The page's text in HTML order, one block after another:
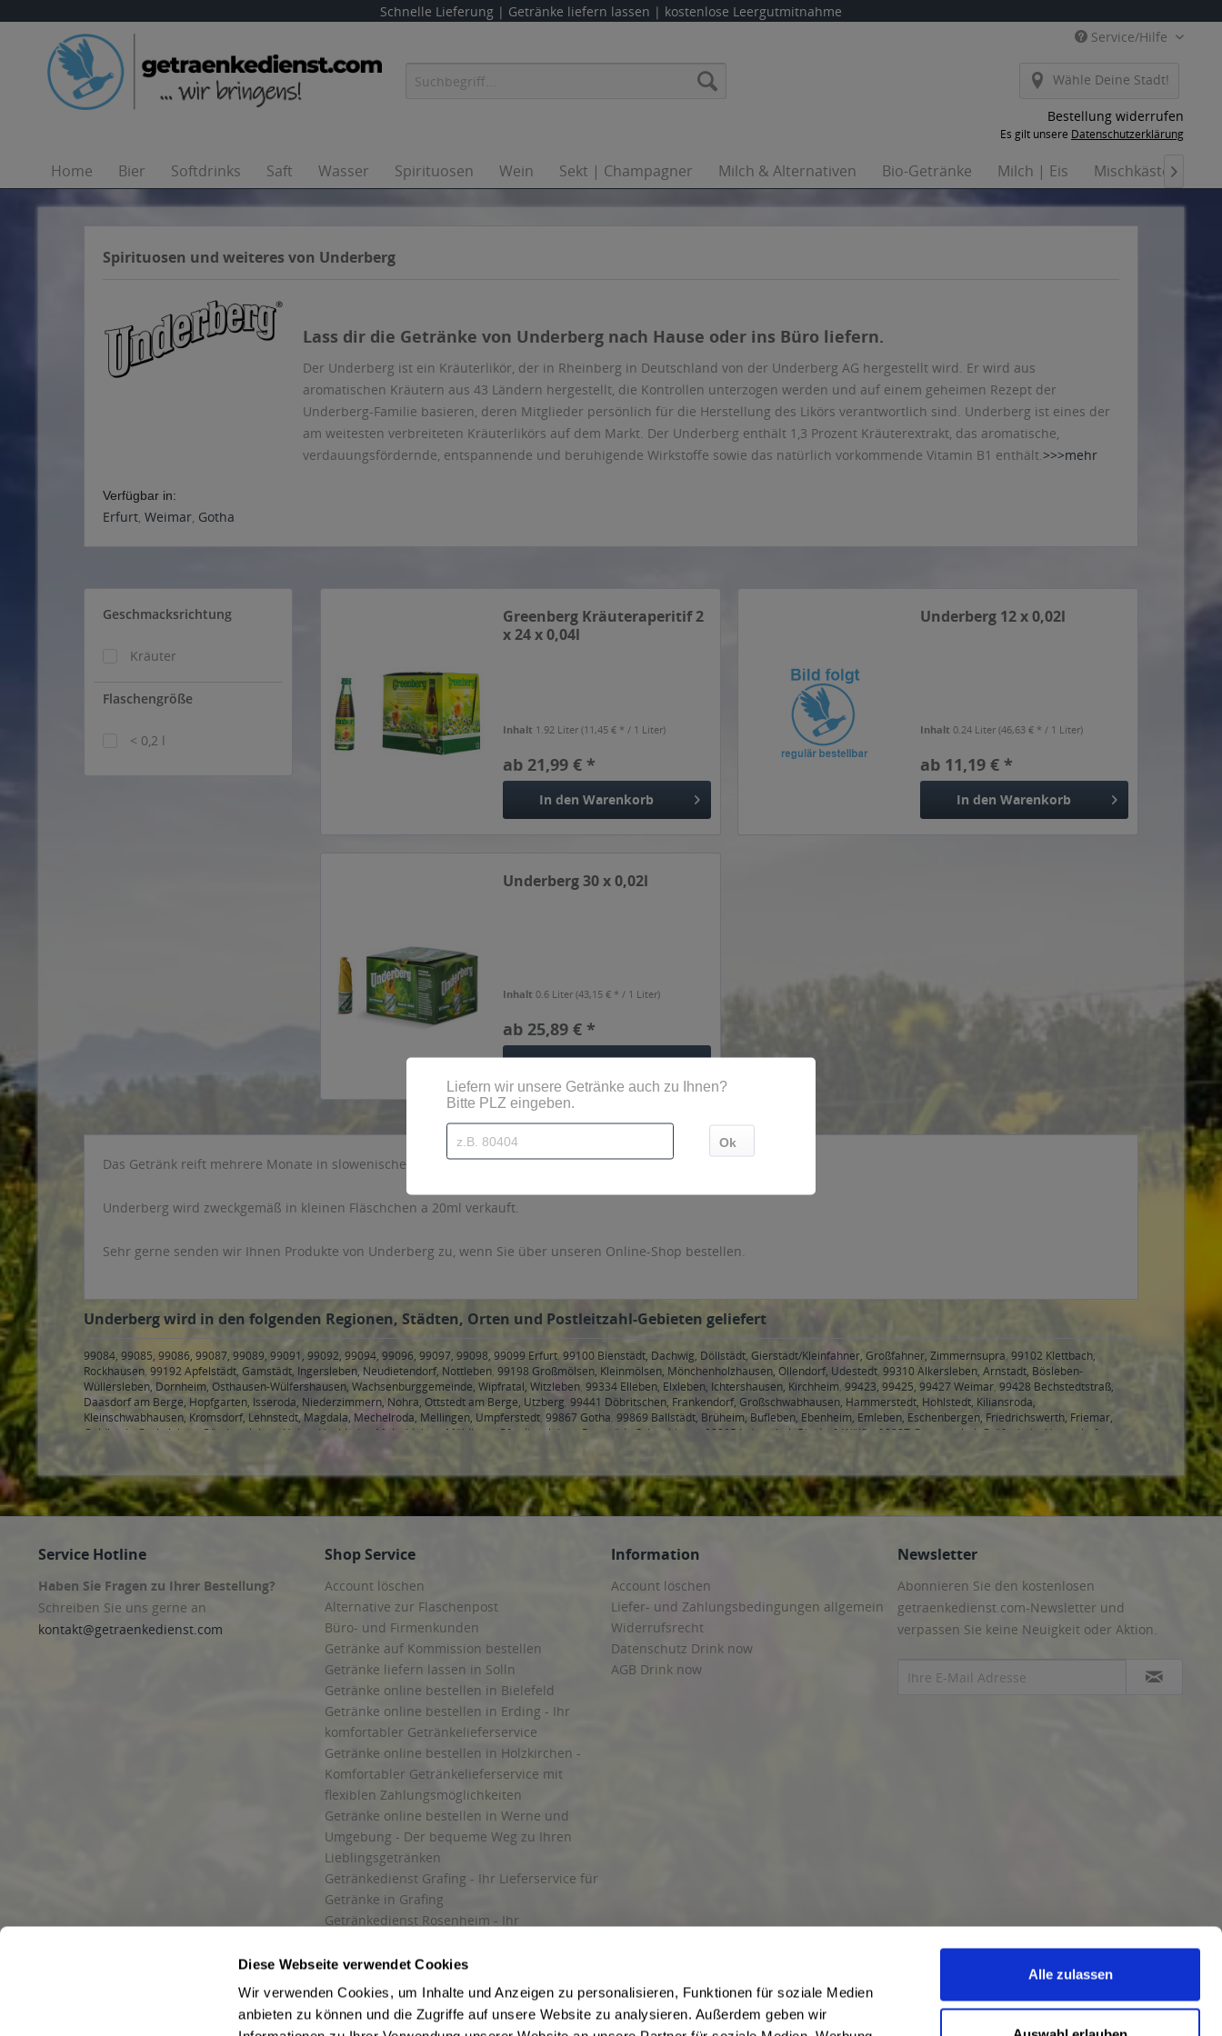
Diese Webseite verwendet Cookies
Wir verwenden Cookies, um Inhalte und Anzeigen zu personalisieren, Funktionen für soziale Medien
anbieten zu können und die Zugriffe auf unsere Website zu analysieren. Außerdem geben wir
Alle zulassen
Schnelle Lieferung | Getränke liefern lassen | kostenlose Leergutmitnahme
Service/Hilfe
Wähle Deine Stadt!
Bestellung widerrufen
Es gilt unsere Datenschutzerklärung
Home Bier Softdrinks Saft Wasser Spirituosen Wein Sekt | Champagner Milch & Alternativen Bio-Getränke Milch | Eis Mischkästen

Spirituosen und weiteres von Underberg
Lass dir die Getränke von Underberg nach Hause oder ins Büro liefern.
Der Underberg ist ein Kräuterlikör, der in Rheinberg in Deutschland von der Underberg AG hergestellt wird. Er wird aus
aromatischen Kräutern aus 43 Ländern hergestellt, die Kontrollen unterzogen werden und auf einem geheimen Rezept der
Underberg-Familie basieren, deren Mitglieder persönlich für die Herstellung des Likörs verantwortlich sind. Underberg ist eines der
am weitesten verbreiteten Kräuterlikörs auf dem Markt. Der Underberg enthält 1,3 Prozent Kräuterextrakt, das aromatische,
verdauungsfördernde, entspannende und beruhigende Wirkstoffe sowie das natürlich vorkommende Vitamin B1 enthält.>>>mehr
Verfügbar in:
Erfurt, Weimar, Gotha
Geschmacksrichtung
Kräuter
Flaschengröße
< 0,2 l
Greenberg Kräuteraperitif 2
x 24 x 0,04l
Inhalt 1.92 Liter(11,45 € * / 1 Liter)
ab 21,99 € *
In den Warenkorb
Underberg 12 x 0,02l
Inhalt0.24 Liter(46,63 € * / 1 Liter)
ab 11,19 € *
In den Warenkorb
Underberg 30 x 0,02l
Inhalt0.6 Liter(43,15 € * / 1 Liter)
ab 25,89 € *
In den Warenkorb
Das Getränk reift mehrere Monate in slowenischen Eichenfässern, um den Geschmack zu verstärken.
Underberg wird zweckgemäß in kleinen Fläschchen a 20ml verkauft.
Sehr gerne senden wir Ihnen Produkte von Underberg zu, wenn Sie über unseren Online-Shop bestellen.
Underberg wird in den folgenden Regionen, Städten, Orten und Postleitzahl-Gebieten geliefert
99084, 99085, 99086, 99087, 99089, 99091, 99092, 99094, 99096, 99097, 99098, 99099 Erfurt, 99100 Bienstädt, Dachwig, Döllstädt, Gierstädt/Kleinfahner, Großfahner, Zimmernsupra, 99102 Klettbach,
Rockhausen, 99192 Apfelstädt, Gamstädt, Ingersleben, Neudietendorf, Nottleben, 99198 Großmölsen, Kleinmölsen, Mönchenholzhausen, Ollendorf, Udestedt, 99310 Alkersleben, Arnstadt, Bösleben-
Wüllersleben, Dornheim, Osthausen-Wülfershausen, Wachsenburggemeinde, Wipfratal, Witzleben, 99334 Elleben, Elxleben, Ichtershausen, Kirchheim, 99423, 99425, 99427 Weimar, 99428 Bechstedtstraß,
Daasdorf am Berge, Hopfgarten, Isseroda, Niederzimmern, Nohra, Ottstedt am Berge, Utzberg, 99441 Döbritschen, Frankendorf, Großschwabhausen, Hammerstedt, Hohlstedt, Kiliansroda,
Kleinschwabhausen, Kromsdorf, Lehnstedt, Magdala, Mechelroda, Mellingen, Umpferstedt, 99867 Gotha, 99869 Ballstädt, Brüheim, Bufleben, Ebenheim, Emleben, Eschenbergen, Friedrichswerth, Friemar,
Goldbach, Grabsleben, Günthersleben, Haina, Hochheim, Molschleben, Mühlberg, Pferdingsleben, Remstädt, Schwabhaus
99885 Luisenthal, Ohrdruf, Wölfis
99887 Georgenthal, Gräfenhain, Herrenhof,
, 99947 Bad Langensalza, Behringen, Bothenheilingen, Issersheilingen, Kirchheilingen, Kleinwelsbach, Mülverstedt, Neunheilingen, Schönstedt, Sundhausen, Tottleben, Weberstedt
Service Hotline
Haben Sie Fragen zu Ihrer Bestellung?
Schreiben Sie uns gerne an
kontakt@getraenkedienst.com
Shop Service
Account löschen
Alternative zur Flaschenpost
Büro- und Firmenkunden
Getränke auf Kommission bestellen
Getränke liefern lassen in Solln
Getränke online bestellen in Bielefeld
Getränke online bestellen in Erding - Ihr
komfortabler Getränkelieferservice
Getränke online bestellen in Holzkirchen -
Komfortabler Getränkelieferservice mit
flexiblen Zahlungsmöglichkeiten
Getränke online bestellen in Werne und
Umgebung - Der bequeme Weg zu Ihren
Lieblingsgetränken
Getränkedienst Grafing - Ihr Lieferservice für
Getränke in Grafing
Getränkedienst Rosenheim - Ihr
und Umgebung
Liefergebiet
Lieferservice für Getränke
Information
Account löschen
Liefer- und Zahlungsbedingungen allgemein
Widerrufsrecht
Datenschutz Drink now
AGB Drink now
Newsletter
Abonnieren Sie den kostenlosen
getraenkedienst.com-Newsletter und
verpassen Sie keine Neuigkeit oder Aktion.